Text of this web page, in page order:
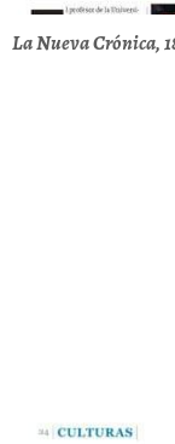
La Nueva Crónica,